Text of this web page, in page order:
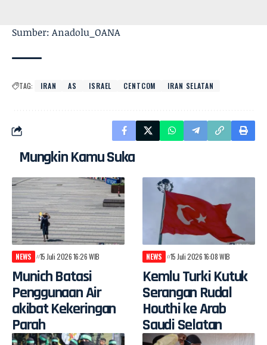
Sumber: Anadolu_OANA
TAG: IRAN AS ISRAEL CENTCOM IRAN SELATAN
Mungkin Kamu Suka
NEWS 15 Juli 2026 16:26 WIB
Munich Batasi
Penggunaan Air
akibat Kekeringan
Parah
NEWS 15 Juli 2026 16:08 WIB
Kemlu Turki Kutuk
Serangan Rudal
Houthi ke Arab
Saudi Selatan